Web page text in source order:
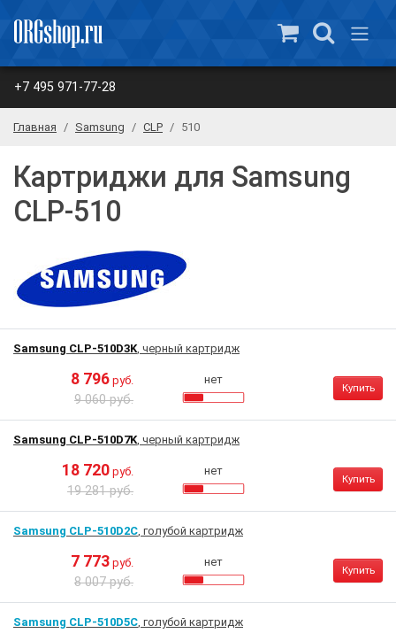
+7 495 971-77-28
Главная Samsung CLP 510
Картриджи для Samsung
CLP-510
Samsung CLP-510D3K, черный картридж
8 796 руб.
9 060 руб.
нет
Купить
Samsung CLP-510D7K, черный картридж
18 720 руб.
19 281 руб.
нет
Купить
Samsung CLP-510D2C, голубой картридж
7 773 руб.
8 007 руб.
нет
Купить
Samsung CLP-510D5C, голубой картридж